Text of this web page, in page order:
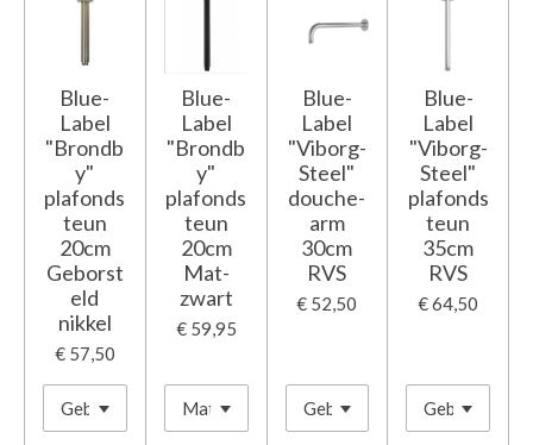
Blue-
Label
"Brondb
y"
plafonds
teun
20cm
Geborst
eld
nikkel
€ 57,50
Blue-
Label
"Brondb
y"
plafonds
teun
20cm
Mat-
zwart
€ 59,95
Blue-
Label
"Viborg-
Steel"
douche-
arm
30cm
RVS
€ 52,50
Blue-
Label
"Viborg-
Steel"
plafonds
teun
35cm
RVS
€ 64,50